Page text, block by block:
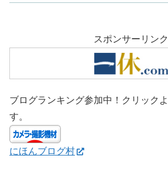
スポンサーリンク
ブログランキング参加中！クリック
す。
にほんブログ村